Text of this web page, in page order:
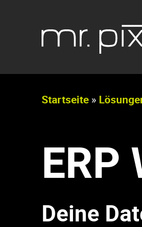
Startseite »
ERP
Deine